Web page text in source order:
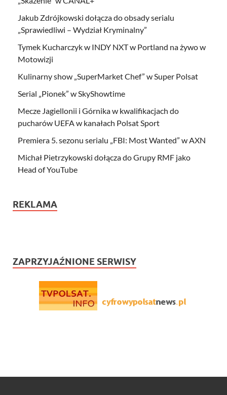
Jakub Zdrójkowski dołącza do obsady serialu
„Sprawiedliwi – Wydział Kryminalny”
Tymek Kucharczyk w INDY NXT w Portland na żywo w
Motowizji
Kulinarny show „SuperMarket Chef” w Super Polsat
Serial „Pionek” w SkyShowtime
Mecze Jagiellonii i Górnika w kwalifikacjach do
pucharów UEFA w kanałach Polsat Sport
Premiera 5. sezonu serialu „FBI: Most Wanted” w AXN
Michał Pietrzykowski dołącza do Grupy RMF jako
Head of YouTube
REKLAMA
ZAPRZYJAŹNIONE SERWISY